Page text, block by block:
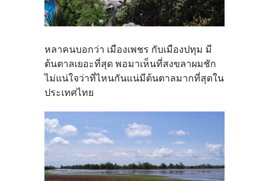
หลาคนบอกว่า เมืองเพชร กับเมืองปทุม มี
ต้นตาลเยอะที่สุด พอมาเห็นที่สงขลาผมชัก
ไม่แน่ใจว่าที่ไหนกันแน่มีต้นตาลมากที่สุดใน
ประเทศไทย